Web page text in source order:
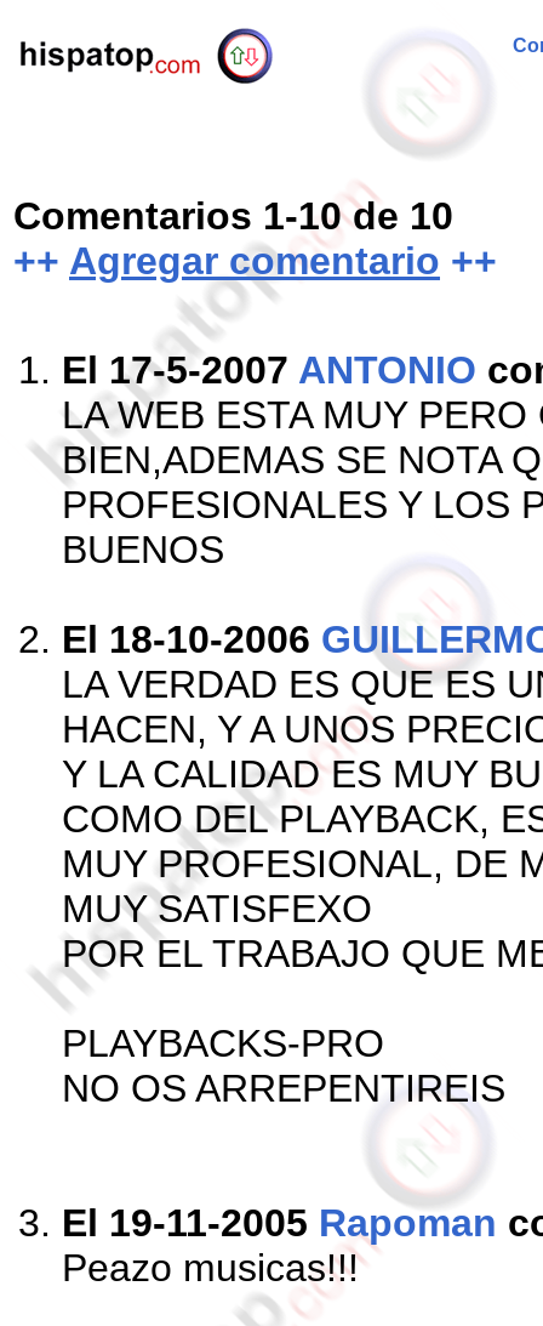
Comentarios 1-10 de 10
++ Agregar comentario ++
El 17-5-2007 ANTONIO
LA WEB ESTA MUY PERO
BIEN,ADEMAS SE NOTA
PROFESIONALES Y LOS
BUENOS
El 18-10-2006
LA VERDAD ES QUE ES
HACEN, Y A UNOS
Y LA CALIDAD ES MUY
COMO DEL PLAYBACK,
MUY PROFESIONAL, DE
MUY SATISFEXO
POR EL TRABAJO QUE
PLAYBACKS-PRO
NO OS ARREPENTIREIS
El 19-11-2005 Rapoman
Peazo musicas!!!